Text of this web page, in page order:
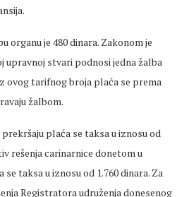
organu je 480 dinara. Zakonom je
upravnoj stvari podnosi jedna žalba
ovog tarifnog broja plaća se prema
žalbom.
plaća se taksa u iznosu od
rešenja carinarnice donetom u
taksa u iznosu od 1.760 dinara. Za
Registratora udruženja donesenog